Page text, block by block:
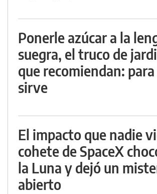
Ponerle azúcar a la
suegra, el truco de
que recomiendan:
sirve
El impacto que nadie
cohete de SpaceX
la Luna y dejó un
abierto